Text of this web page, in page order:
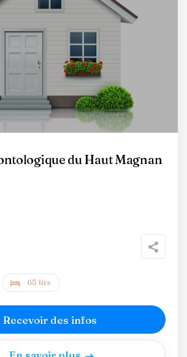
du Haut Magnan
65 lits
Recevoir des infos